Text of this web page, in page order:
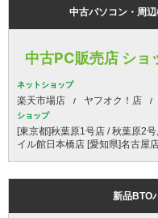
中古パソコン・周
中古PC販売店 ショ
ネットショップ
楽天市場店 ヤフオク！店
ショップ
[東京都]秋葉原1号店 / 秋葉原2
イル館日本橋店 [愛知県]名古屋
新品BTO